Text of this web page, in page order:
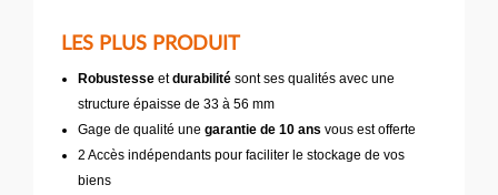
LES PLUS PRODUIT
Robustesse etdurabilité sont ses qualités avec une
structure épaisse de 33 à 56 mm
Gage de qualité une garantie de 10 ans vous est offerte
2 Accès indépendants pour faciliter le stockage de vos
biens